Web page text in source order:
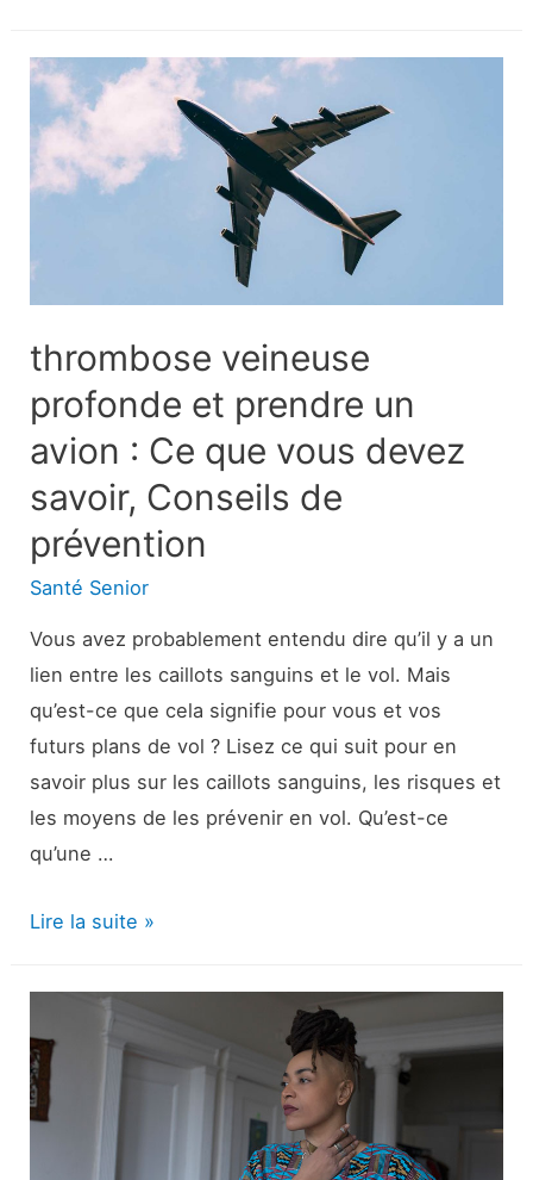
tout-
petit
a-
t-
il
?
thrombose veineuse
profonde et prendre un
avion : Ce que vous devez
savoir, Conseils de
prévention
Santé Senior
Vous avez probablement entendu dire qu’il y a un
lien entre les caillots sanguins et le vol. Mais
qu’est-ce que cela signifie pour vous et vos
futurs plans de vol ? Lisez ce qui suit pour en
savoir plus sur les caillots sanguins, les risques et
les moyens de les prévenir en vol. Qu’est-ce
qu’une …
thrombose
profonde
prendre
un
Lire la suite »